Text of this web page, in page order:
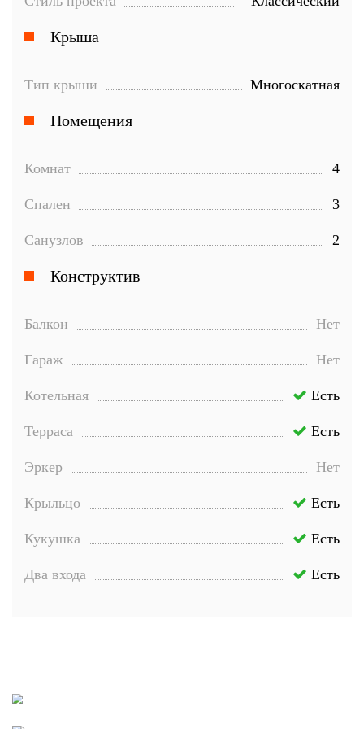
Крыша
Тип крыши Многоскатная
Помещения
Комнат 4
Спален 3
Санузлов 2
Конструктив
Балкон Нет
Гараж Нет
Котельная Есть
Терраса Есть
Эркер Нет
Крыльцо Есть
Кукушка Есть
Два входа Есть